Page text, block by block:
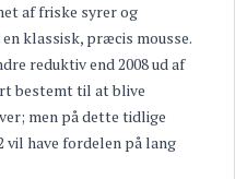
af friske syrer og
klassisk, præcis mousse.
reduktiv end 2008 ud af
bestemt til at blive
men på dette tidlige
have fordelen på lang